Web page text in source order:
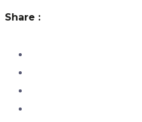
Share :